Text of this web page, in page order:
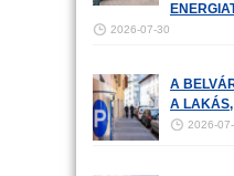
2026-07-30
A
A
2026-